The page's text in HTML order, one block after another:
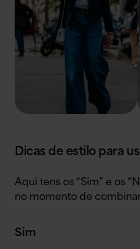
Dicas de estilo para
Aqui tens os “Sim” e os
no momento de
Sim